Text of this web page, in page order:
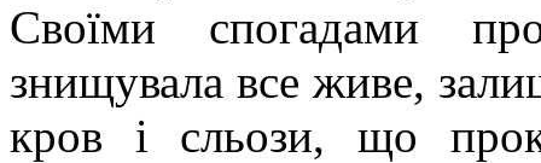
Своїми спогадами
знищувала все живе,
кров і сльози, що